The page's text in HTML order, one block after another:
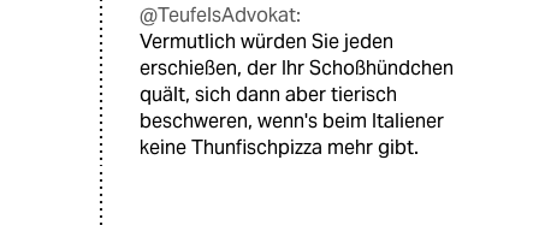
@TeufelsAdvokat:
Vermutlich würden Sie jeden
erschießen, der Ihr Schoßhündchen
quält, sich dann aber tierisch
beschweren, wenn's beim Italiener
keine Thunfischpizza mehr gibt.